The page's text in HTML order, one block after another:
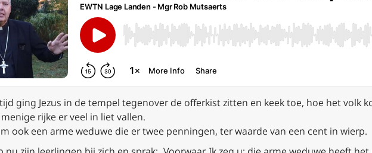
ging Jezus in de tempel tegenover de offerkist zitten en keek toe, hoe het volk
rijke er veel in liet vallen.
ook een arme weduwe die er twee penningen, ter waarde van een cent in wierp.